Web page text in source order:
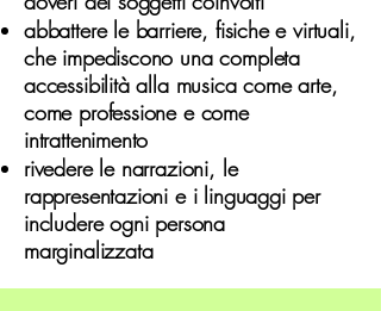
abbattere le barriere, fisiche e virtuali,
che impediscono una completa
accessibilità alla musica come arte,
come professione e come
intrattenimento
rivedere le narrazioni, le
rappresentazioni e i linguaggi per
includere ogni persona
marginalizzata